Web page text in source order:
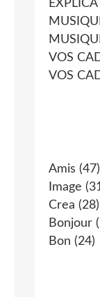
Amis (47)
Image
Crea (28)
Bonjour
Bon (24)
VOS
VOS